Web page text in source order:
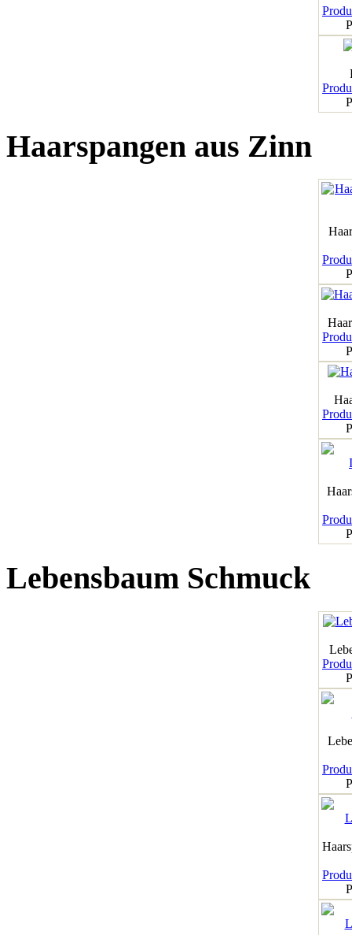
Haarspangen aus Zinn
Lebensbaum Schmuck